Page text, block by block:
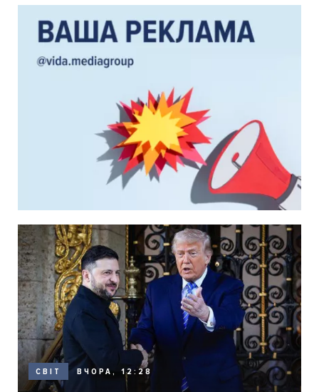
СВІТ ВЧОРА, 12:28